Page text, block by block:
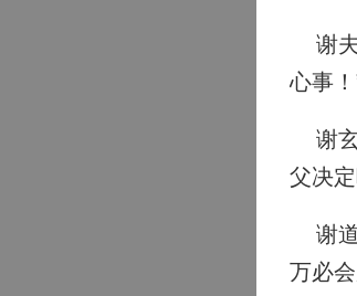
谢夫
心事！
谢玄
父决
谢道
万必